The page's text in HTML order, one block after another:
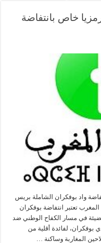
خاص بانتفاضة
واد بوفكران الشاملة بريس
تعتبر انتفاضة بوفكران
المضيئة في مسار الكفاح الوطني ضد
بوفكران، لفائدة أقلية من
المغاربة وساكنة …